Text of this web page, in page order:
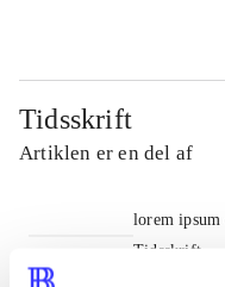
Tidsskrift
Artiklen er en del af
lorem ipsum
Tidsskrift